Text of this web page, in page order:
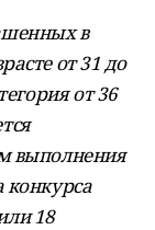
в
от 31 до
от 36
выполнения
конкурса
18